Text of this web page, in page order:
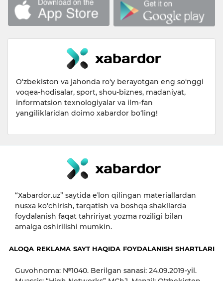
O‘zbekiston va jahonda ro‘y berayotgan eng so‘nggi
voqea-hodisalar, sport, shou-biznes, madaniyat,
informatsion texnologiyalar va ilm-fan
yangiliklaridan doimo xabardor bo‘ling!
“Xabardor.uz” saytida eʼlon qilingan materiallardan
nusxa ko‘chirish, tarqatish va boshqa shakllarda
foydalanish faqat tahririyat yozma roziligi bilan
amalga oshirilishi mumkin.
ALOQA REKLAMA SAYT HAQIDA FOYDALANISH SHARTLARI
Guvohnoma: №1040. Berilgan sanasi: 24.09.2019-yil.